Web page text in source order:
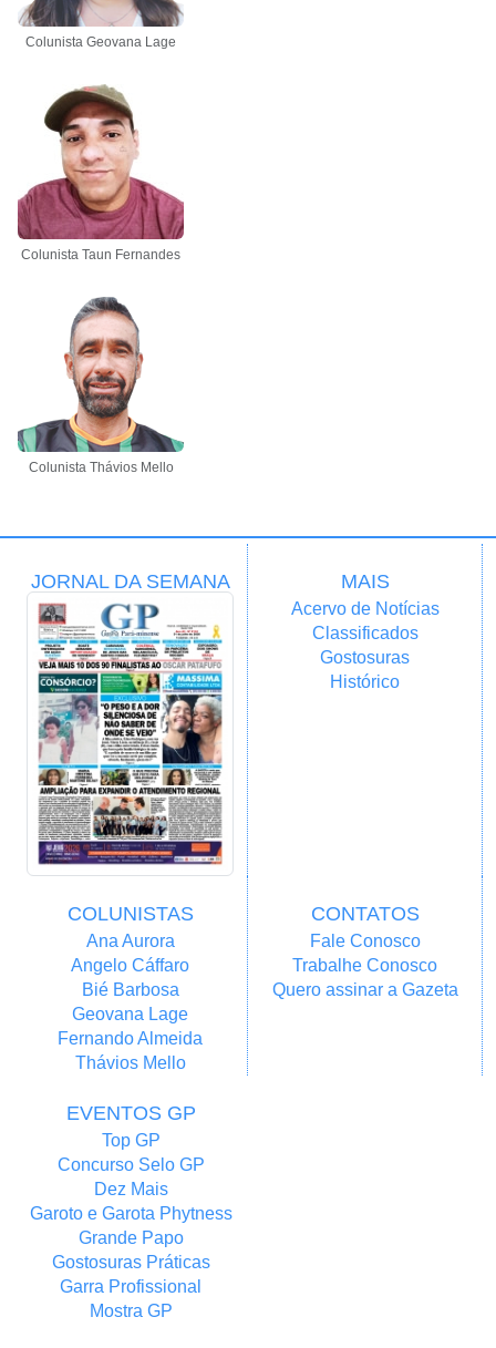
Colunista Geovana Lage
Colunista Taun Fernandes
Colunista Thávios Mello
JORNAL DA SEMANA MAIS
Acervo de Notícias
Classificados
Gostosuras
Histórico
COLUNISTAS
Ana Aurora
Angelo Cáffaro
Bié Barbosa
Geovana Lage
Fernando Almeida
Thávios Mello
CONTATOS
Fale Conosco
Trabalhe Conosco
Quero assinar a Gazeta
EVENTOS GP
Top GP
Concurso Selo GP
Dez Mais
Garoto e Garota Phytness
Grande Papo
Gostosuras Práticas
Garra Profissional
Mostra GP